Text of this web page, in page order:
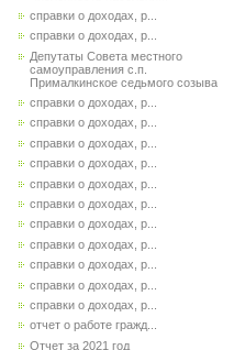
справки о доходах, р...
справки о доходах, р...
Депутаты Совета местного
самоуправления с.п.
Прималкинское седьмого созыва
справки о доходах, р...
справки о доходах, р...
справки о доходах, р...
справки о доходах, р...
справки о доходах, р...
справки о доходах, р...
справки о доходах, р...
справки о доходах, р...
справки о доходах, р...
справки о доходах, р...
справки о доходах, р...
отчет о работе гражд...
Отчет за 2021 год